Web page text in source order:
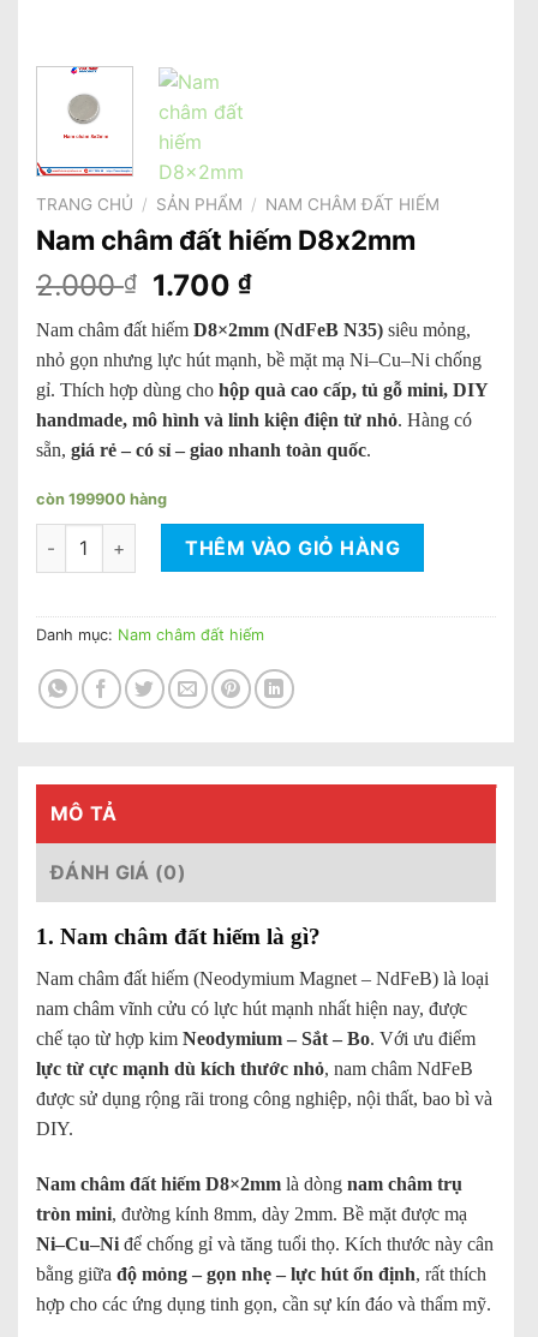
TRANG CHỦ / SẢN PHẨM / NAM CHÂM ĐẤT HIẾM
Nam châm đất hiếm D8x2mm
2.000₫
Giá
gốc
là:
2.000 ₫.
1.700₫Giá
tại
là:
1.700 ₫.
Nam châm đất hiếm D8×2mm (NdFeB N35) siêu mỏng,
nhỏ gọn nhưng lực hút mạnh, bề mặt mạ Ni–Cu–Ni chống
gỉ. Thích hợp dùng cho hộp quà cao cấp, tủ gỗ mini, DIY
handmade, mô hình và linh kiện điện tử nhỏ. Hàng có
sẵn, giá rẻ – có sỉ – giao nhanh toàn quốc.
còn 199900 hàng
Nam châm đất hiếm D8x2mm số lượng
THÊM VÀO GIỎ HÀNG
Danh mục: Nam châm đất hiếm
MÔ TẢ
ĐÁNH GIÁ (0)
1. Nam châm đất hiếm là gì?
Nam châm đất hiếm (Neodymium Magnet – NdFeB) là loại
nam châm vĩnh cửu có lực hút mạnh nhất hiện nay, được
chế tạo từ hợp kim Neodymium – Sắt – Bo. Với ưu điểm
lực từ cực mạnh dù kích thước nhỏ, nam châm NdFeB
được sử dụng rộng rãi trong công nghiệp, nội thất, bao bì và
DIY.
Nam châm đất hiếm D8×2mm là dòng nam châm trụ
tròn mini, đường kính 8mm, dày 2mm. Bề mặt được mạ
Ni–Cu–Ni để chống gỉ và tăng tuổi thọ. Kích thước này cân
bằng giữa độ mỏng – gọn nhẹ – lực hút ổn định, rất thích
hợp cho các ứng dụng tinh gọn, cần sự kín đáo và thẩm mỹ.